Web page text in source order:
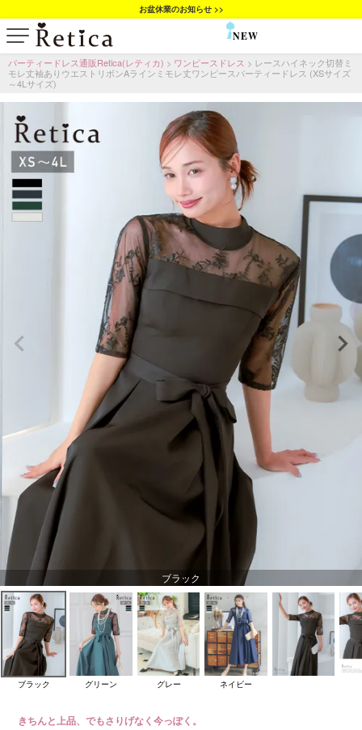
お盆休業のお知らせ >>
NEW
パーティードレス通販Retica(レティカ) ワンピースドレス
レースハイネック切替ミ
モレ丈袖ありウエストリボンAラインミモレ丈ワンピースパーティードレス (XSサイズ
～4Lサイズ)
ブラック
ブラック グリーン グレー ネイビー
きちんと上品、でもさりげなく今っぽく。